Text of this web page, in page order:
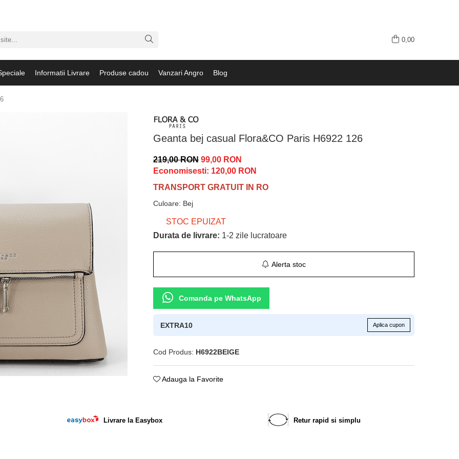
0,00
Informatii Livrare Produse cadou Vanzari Angro Blog
Geanta bej casual Flora&CO Paris H6922 126
219,00 RON 99,00 RON
Economisesti: 120,00 RON
TRANSPORT GRATUIT IN RO
Culoare: Bej
STOC EPUIZAT
Durata de livrare: 1-2 zile lucratoare
Alerta stoc
Comanda pe WhatsApp
EXTRA10 Aplica cupon
Cod Produs: H6922BEIGE
Adauga la Favorite
Livrare la Easybox Retur rapid si simplu